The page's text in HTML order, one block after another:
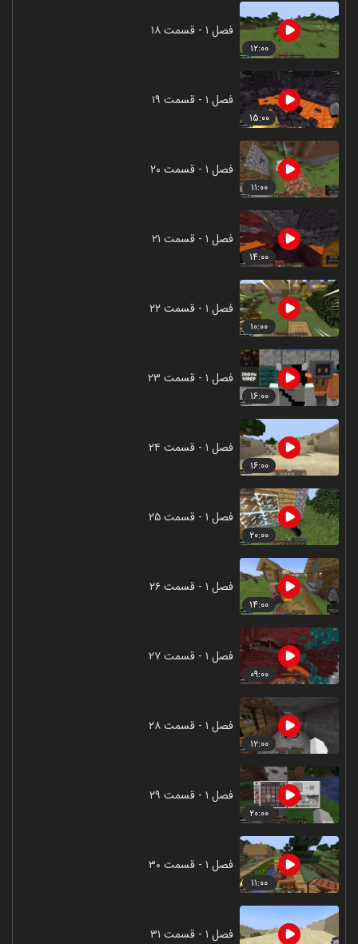
۱۲:۰۰
فصل ۱ - قسمت ۱۸
۱۵:۰۰
فصل ۱ - قسمت ۱۹
۱۱:۰۰
فصل ۱ - قسمت ۲۰
۱۴:۰۰
فصل ۱ - قسمت ۲۱
۱۰:۰۰
فصل ۱ - قسمت ۲۲
۱۶:۰۰
فصل ۱ - قسمت ۲۳
۱۶:۰۰
فصل ۱ - قسمت ۲۴
۲۰:۰۰
فصل ۱ - قسمت ۲۵
۱۴:۰۰
فصل ۱ - قسمت ۲۶
۰۹:۰۰
فصل ۱ - قسمت ۲۷
۱۲:۰۰
فصل ۱ - قسمت ۲۸
۲۰:۰۰
فصل ۱ - قسمت ۲۹
۱۱:۰۰
فصل ۱ - قسمت ۳۰
فصل ۱ - قسمت ۳۱